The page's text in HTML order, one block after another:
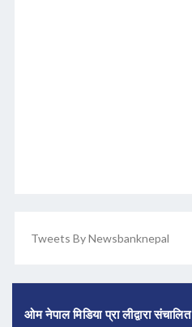
Tweets By Newsbanknepal
ओम नेपाल मिडिया प्रा लीद्वारा संचालित